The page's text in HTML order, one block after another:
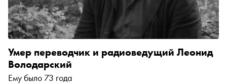
Умер переводчик и радиоведущий Леонид
Володарский
Ему было 73 года